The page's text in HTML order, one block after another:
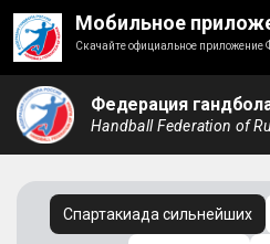
Мобильное
Скачайте официальное приложение
Федерация
Handball Federation of
Спартакиада сильнейших